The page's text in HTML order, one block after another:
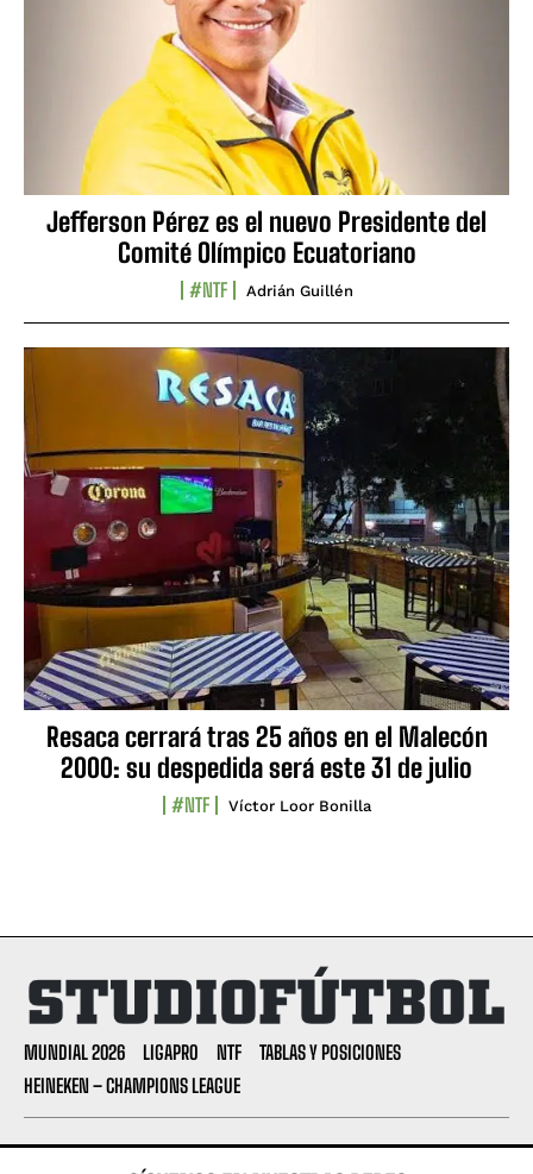
Jefferson Pérez es el nuevo Presidente del
Comité Olímpico Ecuatoriano
#NTF Adrián Guillén
Resaca cerrará tras 25 años en el Malecón
2000: su despedida será este 31 de julio
#NTF Víctor Loor Bonilla
MUNDIAL 2026 LIGAPRO NTF
TABLAS Y POSICIONES
HEINEKEN – CHAMPIONS LEAGUE